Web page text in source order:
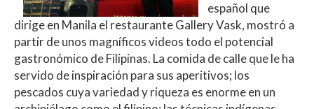
español que
dirige en Manila el restaurante Gallery Vask, mostró a
partir de unos magníficos videos todo el potencial
gastronómico de Filipinas. La comida de calle que le ha
servido de inspiración para sus aperitivos; los
pescados cuya variedad y riqueza es enorme en un